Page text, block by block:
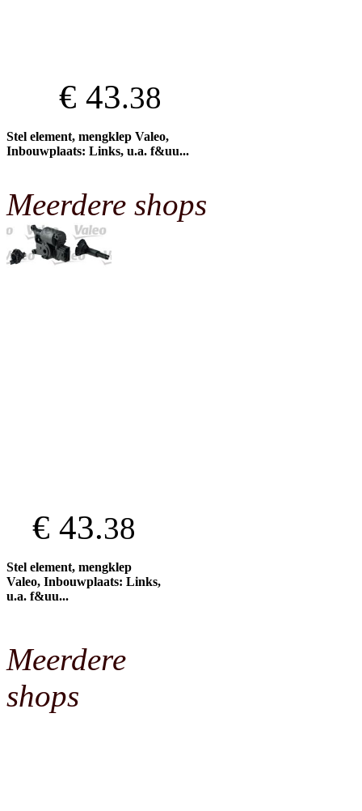
€ 43.38
Stel element, mengklep Valeo,
Inbouwplaats: Links, u.a. f&uu...
Meerdere shops
€ 43.38
Stel element, mengklep
Valeo, Inbouwplaats: Links,
u.a. f&uu...
Meerdere
shops